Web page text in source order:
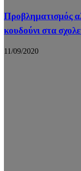
Προβληματισμός
κουδούνι στα
11/09/2020